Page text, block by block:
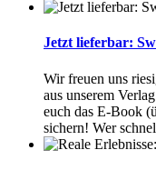
Jetzt lieferbar:
Wir freuen uns
aus unserem
euch das E-Book
sichern! Wer